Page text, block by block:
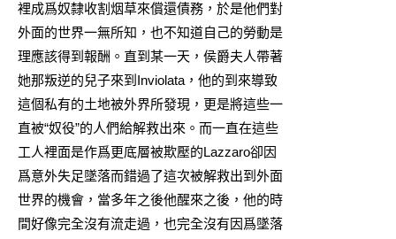
裡成爲奴隸收割烟草來償還債務，於是他們對
外面的世界一無所知，也不知道自己的勞動是
理應該得到報酬。直到某一天，侯爵夫人帶著
她那叛逆的兒子來到Inviolata，他的到來導致
這個私有的土地被外界所發現，更是將這些一
直被“奴役”的人們給解救出來。而一直在這些
工人裡面是作爲更底層被欺壓的Lazzaro卻因
爲意外失足墜落而錯過了這次被解救出到外面
世界的機會，當多年之後他醒來之後，他的時
間好像完全沒有流走過，也完全沒有因爲墜落